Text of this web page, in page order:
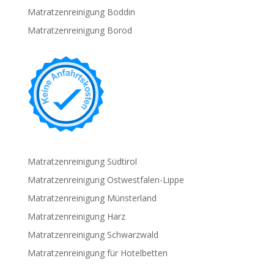
Matratzenreinigung Boddin
Matratzenreinigung Borod
Matratzenreinigung Südtirol
Matratzenreinigung Ostwestfalen-Lippe
Matratzenreinigung Münsterland
Matratzenreinigung Harz
Matratzenreinigung Schwarzwald
Matratzenreinigung für Hotelbetten